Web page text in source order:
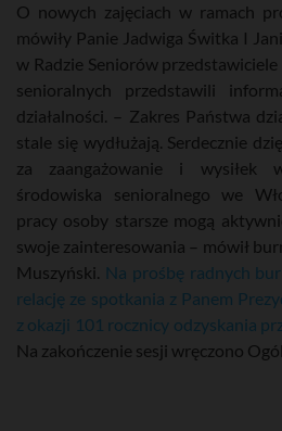
O nowych zajęciach w ramach
mówiły Panie Jadwiga Świtka I
w Radzie Seniorów
senioralnych przedstawili
działalności. – Zakres Państwa
stale się wydłużają. Serdecznie
za zaangażowanie i wysiłek
środowiska senioralnego we
pracy osoby starsze mogą
swoje zainteresowania – mówił
Muszyński. Na prośbę radnych
relację ze spotkania z Panem
z okazji 101 rocznicy odzyskania
Na zakończenie sesji wręczono